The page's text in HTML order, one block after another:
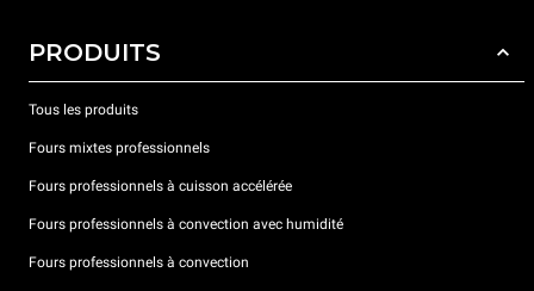
PRODUITS
Tous les produits
Fours mixtes professionnels
Fours professionnels à cuisson accélérée
Fours professionnels à convection avec humidité
Fours professionnels à convection